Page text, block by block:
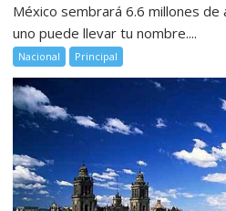
México sembrará 6.6 millones de
uno puede llevar tu nombre....
Nacional Principal